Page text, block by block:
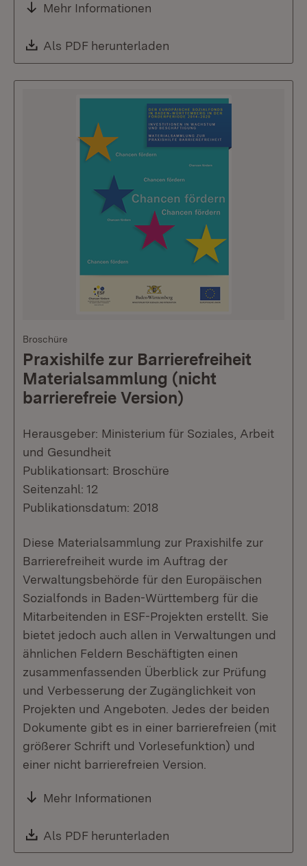
Mehr Informationen
Download:
Als PDF herunterladen
Broschüre
Praxishilfe zur Barrierefreiheit
Materialsammlung (nicht
barrierefreie Version)
Herausgeber: Ministerium für Soziales, Arbeit
und Gesundheit
Publikationsart: Broschüre
Seitenzahl: 12
Publikationsdatum: 2018
Diese Materialsammlung zur Praxishilfe zur
Barrierefreiheit wurde im Auftrag der
Verwaltungsbehörde für den Europäischen
Sozialfonds in Baden-Württemberg für die
Mitarbeitenden in ESF-Projekten erstellt. Sie
bietet jedoch auch allen in Verwaltungen und
ähnlichen Feldern Beschäftigten einen
zusammenfassenden Überblick zur Prüfung
und Verbesserung der Zugänglichkeit von
Projekten und Angeboten. Jedes der beiden
Dokumente gibt es in einer barrierefreien (mit
größerer Schrift und Vorlesefunktion) und
einer nicht barrierefreien Version.
Mehr Informationen
Download:
Als PDF herunterladen